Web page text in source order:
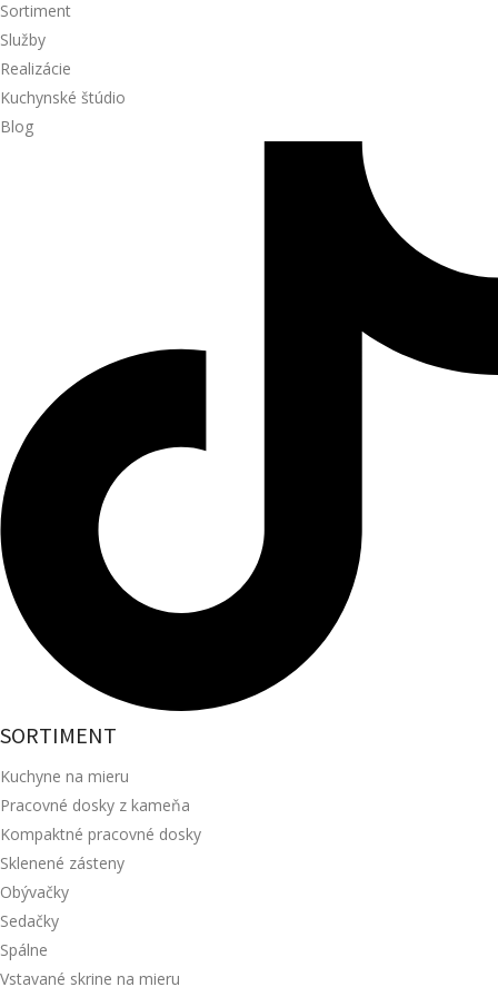
a výsledok splnil moje
Sortiment
Služby
Realizácie
Kuchynské štúdio
Blog
SORTIMENT
Kuchyne na mieru
Pracovné dosky z kameňa
Kompaktné pracovné dosky
Sklenené zásteny
Obývačky
Sedačky
Spálne
Vstavané skrine na mieru